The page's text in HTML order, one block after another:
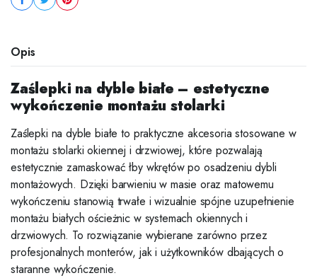
Opis
Zaślepki na dyble białe – estetyczne
wykończenie montażu stolarki
Zaślepki na dyble białe to praktyczne akcesoria stosowane w
montażu stolarki okiennej i drzwiowej, które pozwalają
estetycznie zamaskować łby wkrętów po osadzeniu dybli
montażowych. Dzięki barwieniu w masie oraz matowemu
wykończeniu stanowią trwałe i wizualnie spójne uzupełnienie
montażu białych ościeżnic w systemach okiennych i
drzwiowych. To rozwiązanie wybierane zarówno przez
profesjonalnych monterów, jak i użytkowników dbających o
staranne wykończenie.